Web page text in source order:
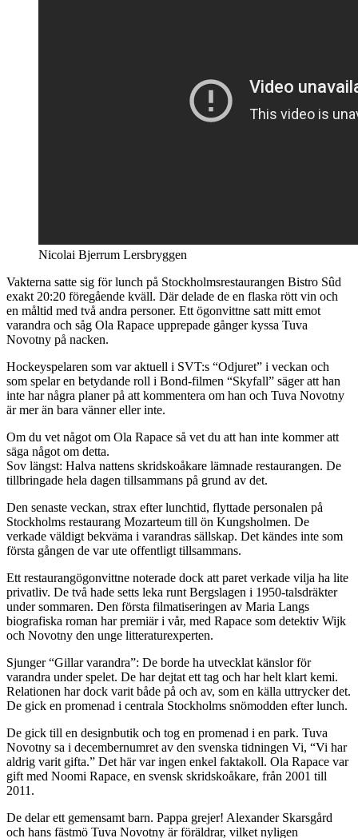
Nicolai Bjerrum Lersbryggen
Vakterna satte sig för lunch på Stockholmsrestaurangen Bistro Sûd
exakt 20:20 föregående kväll. Där delade de en flaska rött vin och
en måltid med två andra personer. Ett ögonvittne satt mitt emot
varandra och såg Ola Rapace upprepade gånger kyssa Tuva
Novotny på nacken.
Hockeyspelaren som var aktuell i SVT:s “Odjuret” i veckan och
som spelar en betydande roll i Bond-filmen “Skyfall” säger att han
inte har några planer på att kommentera om han och Tuva Novotny
är mer än bara vänner eller inte.
Om du vet något om Ola Rapace så vet du att han inte kommer att
säga något om detta.
Sov längst: Halva nattens skridskoåkare lämnade restaurangen. De
tillbringade hela dagen tillsammans på grund av det.
Den senaste veckan, strax efter lunchtid, flyttade personalen på
Stockholms restaurang Mozarteum till ön Kungsholmen. De
verkade väldigt bekväma i varandras sällskap. Det kändes inte som
första gången de var ute offentligt tillsammans.
Ett restaurangögonvittne noterade dock att paret verkade vilja ha lite
privatliv. De två hade setts leka runt Bergslagen i 1950-talsdräkter
under sommaren. Den första filmatiseringen av Maria Langs
biografiska roman har premiär i vår, med Rapace som detektiv Wijk
och Novotny den unge litteraturexperten.
Sjunger “Gillar varandra”: De borde ha utvecklat känslor för
varandra under spelet. De har dejtat ett tag och har helt klart kemi.
Relationen har dock varit både på och av, som en källa uttrycker det.
De gick en promenad i centrala Stockholms snömodden efter lunch.
De gick till en designbutik och tog en promenad i en park. Tuva
Novotny sa i decembernumret av den svenska tidningen Vi, “Vi har
aldrig varit gifta.” Det här var ingen enkel faktakoll. Ola Rapace var
gift med Noomi Rapace, en svensk skridskoåkare, från 2001 till
2011.
De delar ett gemensamt barn. Pappa grejer! Alexander Skarsgård
och hans fästmö Tuva Novotny är föräldrar, vilket nyligen